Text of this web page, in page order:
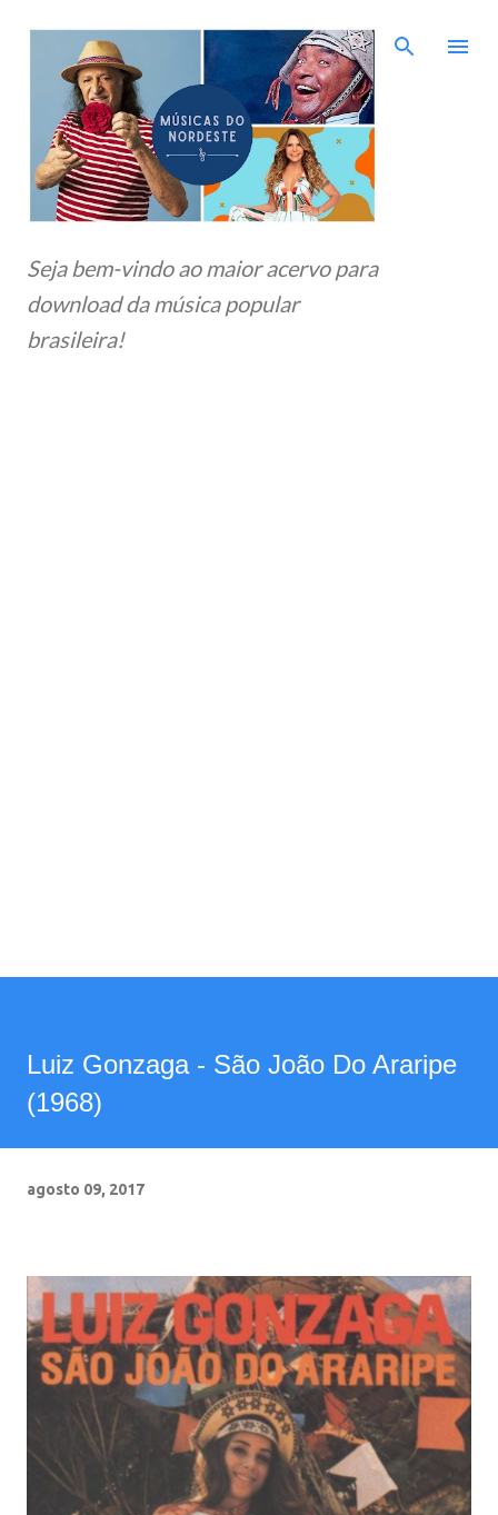
Pular para o conteúdo principal
Seja bem-vindo ao maior acervo para
download da música popular
brasileira!
Luiz Gonzaga - São João Do Araripe
(1968)
agosto 09, 2017